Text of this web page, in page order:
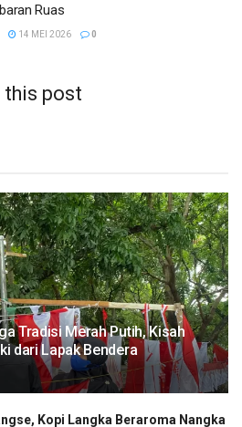
Ruas
14 MEI 2026 0
this post
Tradisi Merah Putih, Kisah
dari Lapak Bendera
Kopi Langka Beraroma Nangka